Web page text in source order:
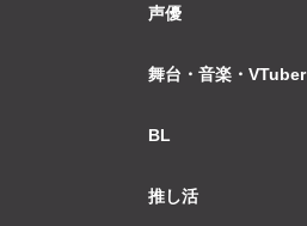
声優
舞台・音楽・VTuber
BL
推し活